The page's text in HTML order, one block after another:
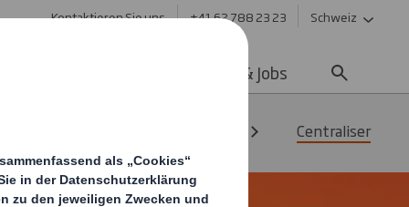
Kontaktieren Sie uns +41 62 788 23 23 Schweiz
Karriere & Jobs
Centraliser